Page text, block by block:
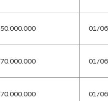
50.000.000 01/
70.000.000 01/
70.000.000 01/